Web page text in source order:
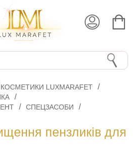
LUXMARAFET
СПЕЦЗАСОБИ
пензликів для